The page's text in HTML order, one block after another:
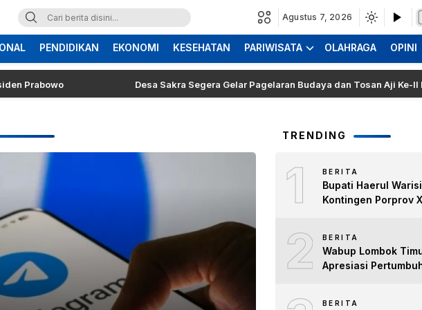
Agustus 7, 2026
PENDIDIKAN EKONOMI KESEHATAN PARIWISATA OLAHRAGA OPINI
Desa Sakra Segera Gelar Pagelaran Budaya dan Tosan Aji Ke-II
TRENDING
1 BERITA
Bupati Haerul
Kontingen Porprov
untuk Lombok Timur
2 BERITA
Wabup Lombok
Apresiasi
BERITA